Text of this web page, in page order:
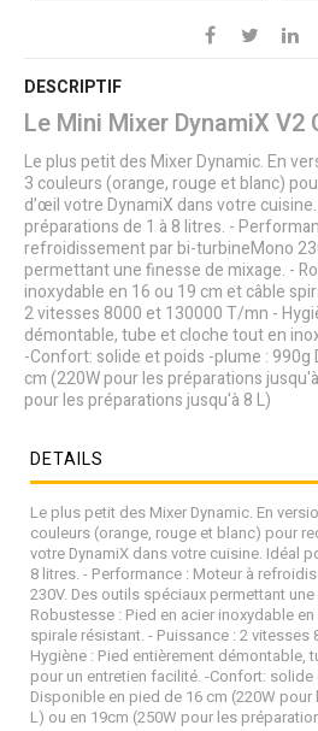
DESCRIPTIF
Le Mini Mixer DynamiX V2
Le plus petit des Mixer Dynamic. En
3 couleurs (orange, rouge et blanc)
d’œil votre DynamiX dans votre
préparations de 1 à 8 litres. -
refroidissement par bi-turbineMono
permettant une finesse de mixage. -
inoxydable en 16 ou 19 cm et câble
2 vitesses 8000 et 130000 T/mn -
démontable, tube et cloche tout en
-Confort: solide et poids -plume : 990g
cm (220W pour les préparations
pour les préparations jusqu'à 8 L)
DETAILS
Le plus petit des Mixer Dynamic. En
couleurs (orange, rouge et blanc) pour
votre DynamiX dans votre cuisine. Idéal
8 litres. - Performance : Moteur à
230V. Des outils spéciaux permettant
Robustesse : Pied en acier inoxydable
spirale résistant. - Puissance : 2 vitesses
Hygiène : Pied entièrement démontable,
pour un entretien facilité. -Confort:
Disponible en pied de 16 cm (220W
L) ou en 19cm (250W pour les